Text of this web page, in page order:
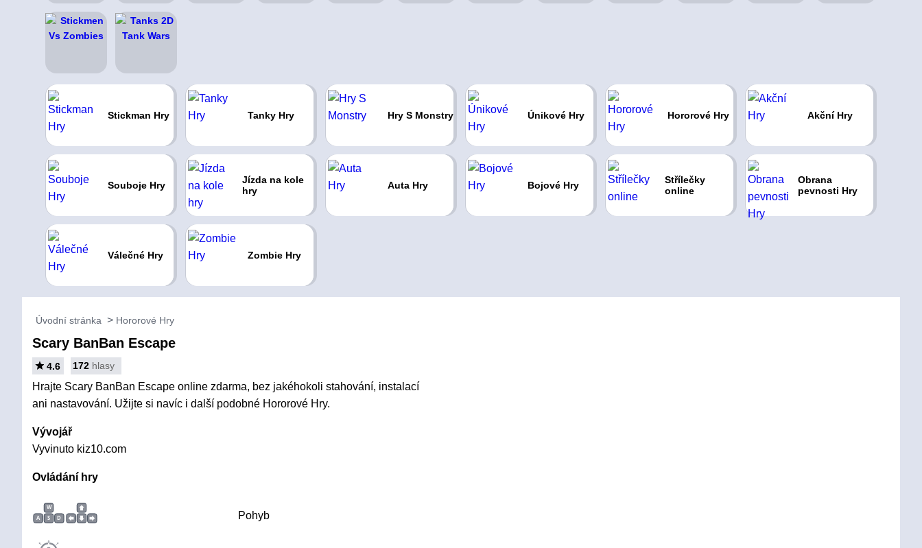
Stickman Hry Tanky Hry Hry S Monstry Únikové Hry Hororové Hry Akční Hry
Souboje Hry
Jízda na kole
hry
Auta Hry Bojové Hry
Střílečky
online
Obrana
pevnosti Hry
Válečné Hry Zombie Hry
Úvodní stránka Hororové Hry
Scary BanBan Escape
4.6 172 hlasy
Hrajte Scary BanBan Escape online zdarma, bez jakéhokoli stahování, instalací
ani nastavování. Užijte si navíc i další podobné Hororové Hry.
Vývojář
Vyvinuto kiz10.com
Ovládání hry
W
A
S D Pohyb